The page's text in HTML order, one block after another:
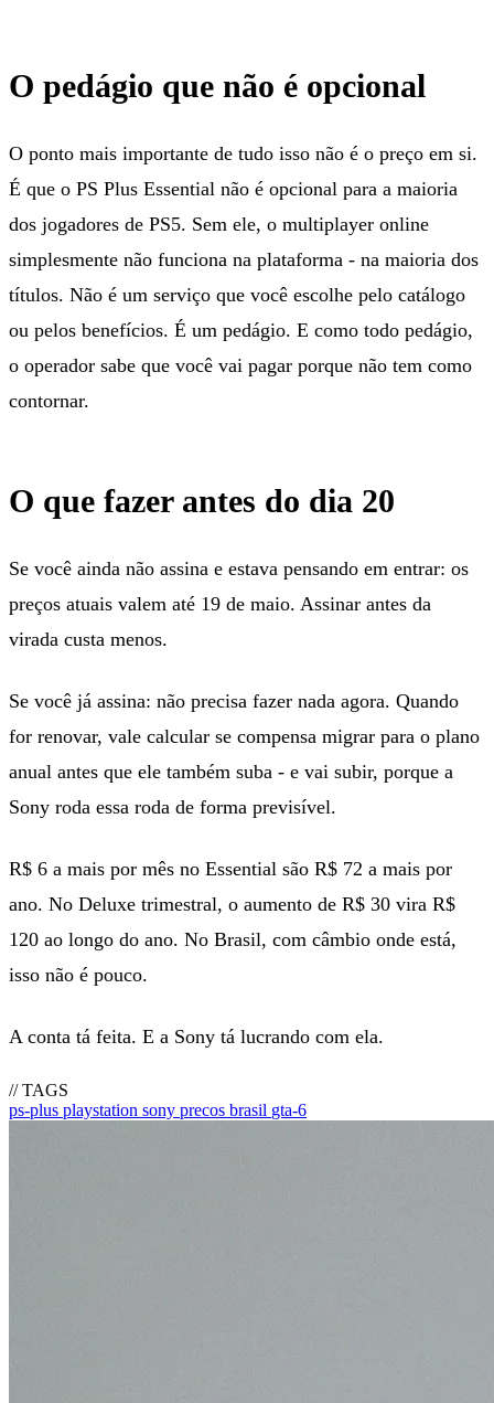
O pedágio que não é opcional
O ponto mais importante de tudo isso não é o preço em si.
É que o PS Plus Essential não é opcional para a maioria
dos jogadores de PS5. Sem ele, o multiplayer online
simplesmente não funciona na plataforma - na maioria dos
títulos. Não é um serviço que você escolhe pelo catálogo
ou pelos benefícios. É um pedágio. E como todo pedágio,
o operador sabe que você vai pagar porque não tem como
contornar.
O que fazer antes do dia 20
Se você ainda não assina e estava pensando em entrar: os
preços atuais valem até 19 de maio. Assinar antes da
virada custa menos.
Se você já assina: não precisa fazer nada agora. Quando
for renovar, vale calcular se compensa migrar para o plano
anual antes que ele também suba - e vai subir, porque a
Sony roda essa roda de forma previsível.
R$ 6 a mais por mês no Essential são R$ 72 a mais por
ano. No Deluxe trimestral, o aumento de R$ 30 vira R$
120 ao longo do ano. No Brasil, com câmbio onde está,
isso não é pouco.
A conta tá feita. E a Sony tá lucrando com ela.
// TAGS
ps-plus playstation sony precos brasil gta-6